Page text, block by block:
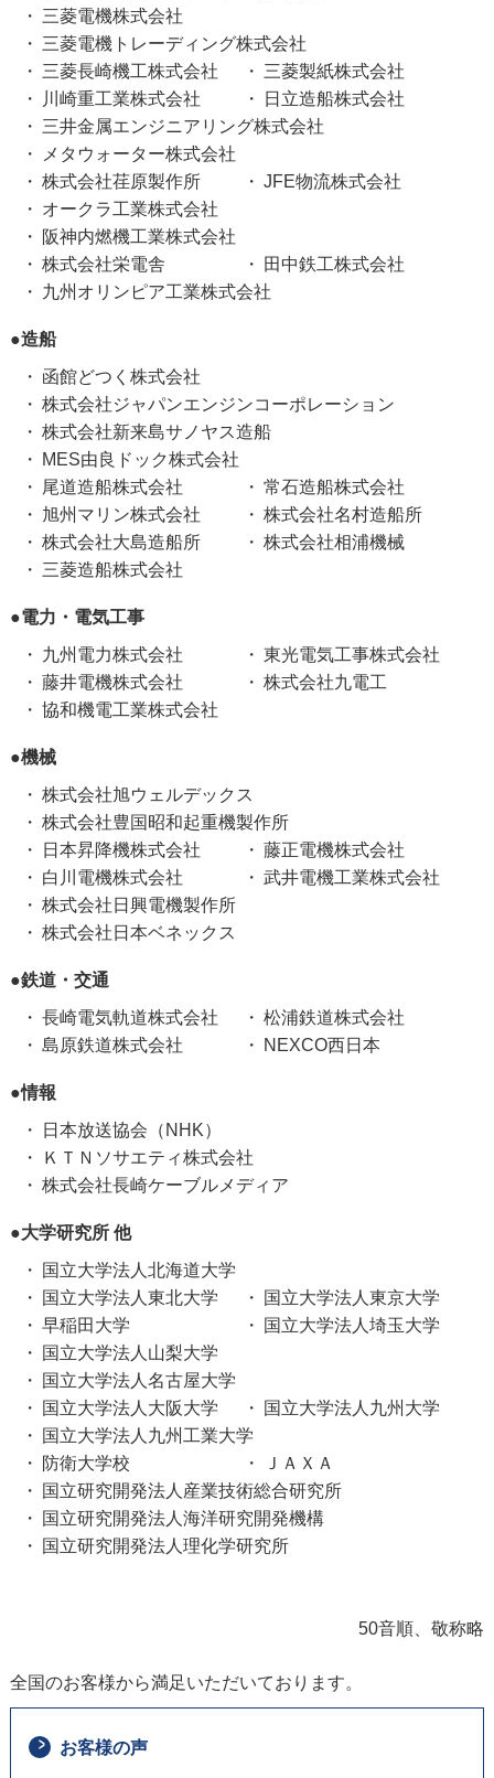
三菱電機株式会社
三菱電機トレーディング株式会社
三菱長崎機工株式会社
三菱製紙株式会社
川崎重工業株式会社
日立造船株式会社
三井金属エンジニアリング株式会社
メタウォーター株式会社
株式会社荏原製作所
JFE物流株式会社
オークラ工業株式会社
阪神内燃機工業株式会社
株式会社栄電舎
田中鉄工株式会社
九州オリンピア工業株式会社
●造船
函館どつく株式会社
株式会社ジャパンエンジンコーポレーション
株式会社新来島サノヤス造船
MES由良ドック株式会社
尾道造船株式会社
常石造船株式会社
旭州マリン株式会社
株式会社名村造船所
株式会社大島造船所
株式会社相浦機械
三菱造船株式会社
●電力・電気工事
九州電力株式会社
東光電気工事株式会社
藤井電機株式会社
株式会社九電工
協和機電工業株式会社
●機械
株式会社旭ウェルデックス
株式会社豊国昭和起重機製作所
日本昇降機株式会社
藤正電機株式会社
白川電機株式会社
武井電機工業株式会社
株式会社日興電機製作所
株式会社日本ベネックス
●鉄道・交通
長崎電気軌道株式会社
松浦鉄道株式会社
島原鉄道株式会社
NEXCO西日本
●情報
日本放送協会（NHK）
ＫＴＮソサエティ株式会社
株式会社長崎ケーブルメディア
●大学研究所 他
国立大学法人北海道大学
国立大学法人東北大学
国立大学法人東京大学
早稲田大学
国立大学法人埼玉大学
国立大学法人山梨大学
国立大学法人名古屋大学
国立大学法人大阪大学
国立大学法人九州大学
国立大学法人九州工業大学
防衛大学校
ＪＡＸＡ
国立研究開発法人産業技術総合研究所
国立研究開発法人海洋研究開発機構
国立研究開発法人理化学研究所
50音順、敬称略
全国のお客様から満足いただいております。
お客様の声